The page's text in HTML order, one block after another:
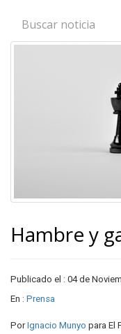
Hambre y
Publicado el : 04 de
En : Prensa
PorIgnacio Munyo para El